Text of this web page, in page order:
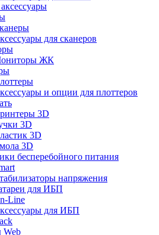
для сканеров
ЖК
и опции для плоттеров
3D
3D
3D
3D
бесперебойного питания
напряжения
для ИБП
Line
для ИБП
Web